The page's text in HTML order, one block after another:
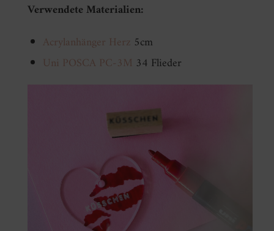
Verwendete Materialien:
Acrylanhänger Herz 5cm
Uni POSCA PC-3M 34 Flieder